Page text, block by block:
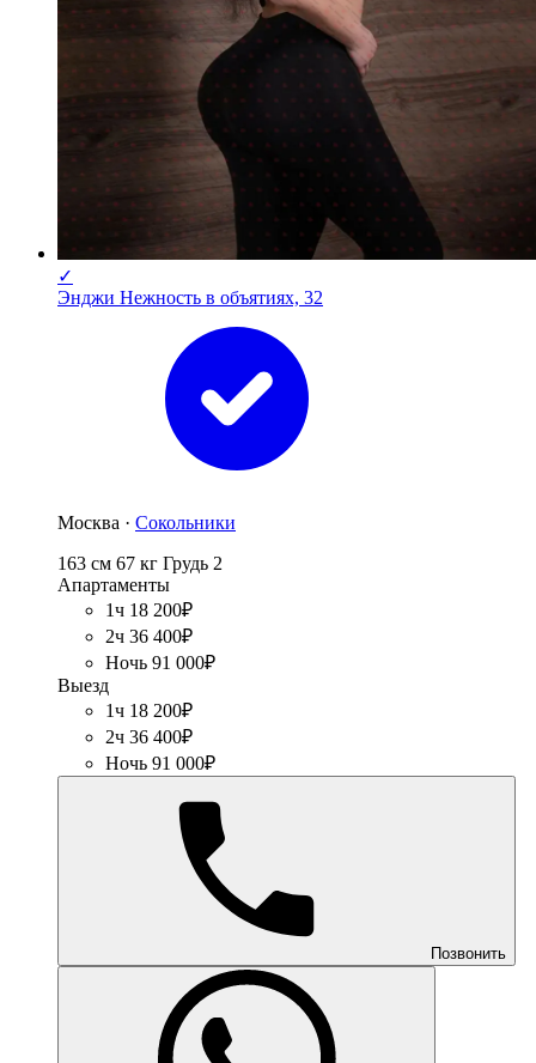
✓
Энджи Нежность в объятиях, 32
Москва · Сокольники
163 см 67 кг Грудь 2
Апартаменты
1ч 18 200₽
2ч 36 400₽
Ночь 91 000₽
Выезд
1ч 18 200₽
2ч 36 400₽
Ночь 91 000₽
Позвонить